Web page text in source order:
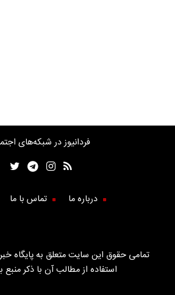
فردانیوز در شبکه‌های
درباره ما تماس با ما
تمامی حقوق این سایت متعلق به پایگاه
استفاده از مطالب آن با ذکر منبع